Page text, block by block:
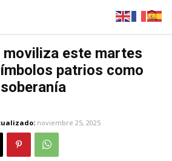
moviliza este martes
patrios como
noviembre 25, 2025